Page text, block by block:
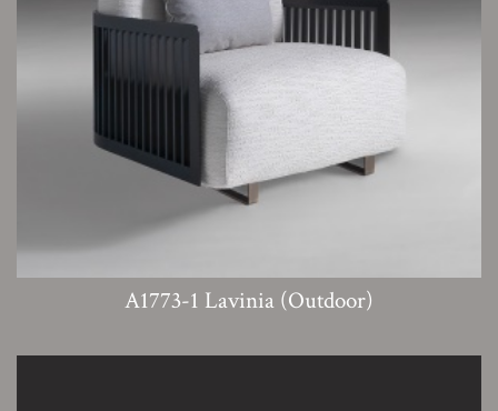
A1773-1 Lavinia (Outdoor)